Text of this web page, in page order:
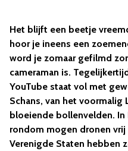
Het blijft een beetje
hoor je ineens een
word je zomaar gefilmd
cameraman is.
YouTube staat vol met
Schans, van het voormalig
bloeiende bollenvelden.
rondom mogen dronen
Verenigde Staten hebben